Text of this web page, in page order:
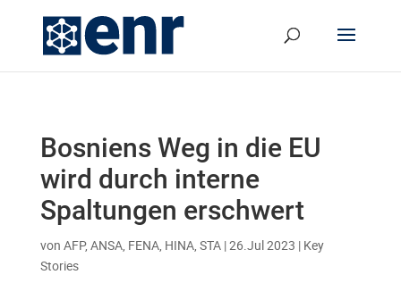
Bosniens Weg in die EU
wird durch interne
Spaltungen erschwert
von AFP, ANSA, FENA, HINA, STA|26.Jul 2023 | Key
Stories